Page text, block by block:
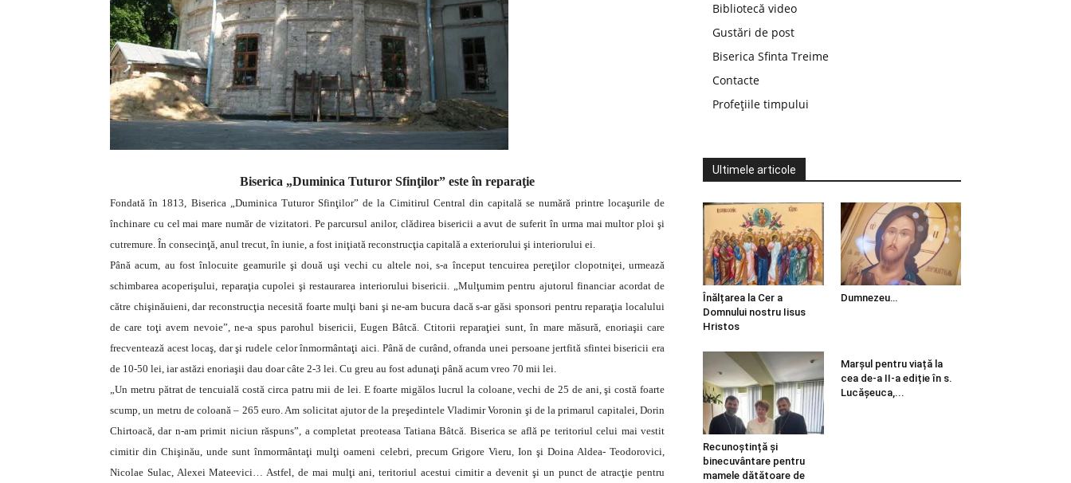
Biserica „Duminica Tuturor Sfinţilor” este în reparaţie
Fondată în 1813, Biserica „Duminica Tuturor Sfinţilor” de la Cimitirul Central din capitală se numără printre locaşurile de
închinare cu cel mai mare număr de vizitatori. Pe parcursul anilor, clădirea bisericii a avut de suferit în urma mai multor ploi şi
cutremure. În consecinţă, anul trecut, în iunie, a fost iniţiată reconstrucţia capitală a exteriorului şi interiorului ei.
Până acum, au fost înlocuite geamurile şi două uşi vechi cu altele noi, s-a început tencuirea pereţilor clopotniţei, urmează
schimbarea acoperişului, reparaţia cupolei şi restaurarea interiorului bisericii. „Mulţumim pentru ajutorul financiar acordat de
către chişinăuieni, dar reconstrucţia necesită foarte mulţi bani şi ne-am bucura dacă s-ar găsi sponsori pentru reparaţia localului
de care toţi avem nevoie”, ne-a spus parohul bisericii, Eugen Bâtcă. Ctitorii reparaţiei sunt, în mare măsură, enoriaşii care
frecventează acest locaş, dar şi rudele celor înmormântaţi aici. Până de curând, ofranda unei persoane jertfită sfintei bisericii era
de 10-50 lei, iar astăzi enoriaşii dau doar câte 2-3 lei. Cu greu au fost adunaţi până acum vreo 70 mii lei.
„Un metru pătrat de tencuială costă circa patru mii de lei. E foarte migălos lucrul la coloane, vechi de 25 de ani, şi costă foarte
scump, un metru de coloană – 265 euro. Am solicitat ajutor de la preşedintele Vladimir Voronin şi de la primarul capitalei, Dorin
Chirtoacă, dar n-am primit niciun răspuns”, a completat preoteasa Tatiana Bâtcă. Biserica se află pe teritoriul celui mai vestit
cimitir din Chişinău, unde sunt înmormântaţi mulţi oameni celebri, precum Grigore Vieru, Ion şi Doina Aldea- Teodorovici,
Nicolae Sulac, Alexei Mateevici… Astfel, de mai mulţi ani, teritoriul acestui cimitir a devenit şi un punct de atracţie pentru
Bibliotecă video
Gustări de post
Biserica Sfinta Treime
Contacte
Profețiile timpului
Ultimele articole
Înălțarea la Cer a
Domnului nostru Iisus
Hristos
Dumnezeu…
Recunoștință și
binecuvântare pentru
mamele dătătoare de
Marșul pentru viață la
cea de-a II-a ediție în s.
Lucășeuca,...